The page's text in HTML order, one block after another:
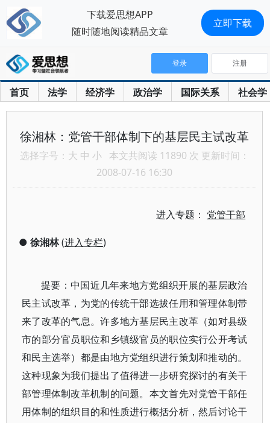
首页 法学 经济学 政治学 国际关系 社会学
登录 注册
徐湘林：党管干部体制下的基层民主试改革
选择字号： 大 中 小 本文共阅读 11890 次 更新时间：
2008-07-16 16:30
进入专题： 党管干部
● 徐湘林(进入专栏)
提要：中国近几年来地方党组织开展的基层政治
民主试改革，为党的传统干部选拔任用和管理体制带
来了改革的气息。许多地方基层民主改革（如对县级
市的部分官员职位和乡镇级官员的职位实行公开考试
和民主选举）都是由地方党组织进行策划和推动的。
这种现象为我们提出了值得进一步研究探讨的有关干
部管理体制改革机制的问题。本文首先对党管干部任
用体制的组织目的和性质进行概括分析，然后讨论干
下载爱思想APP
随时随地阅读精品文章
立即下载